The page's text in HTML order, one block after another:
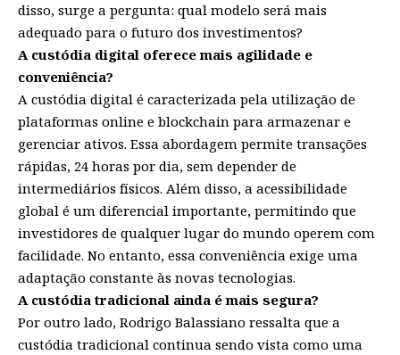
disso, surge a pergunta: qual modelo será mais
adequado para o futuro dos investimentos?
A custódia digital oferece mais agilidade e
conveniência?
A custódia digital é caracterizada pela utilização de
plataformas online e blockchain para armazenar e
gerenciar ativos. Essa abordagem permite transações
rápidas, 24 horas por dia, sem depender de
intermediários físicos. Além disso, a acessibilidade
global é um diferencial importante, permitindo que
investidores de qualquer lugar do mundo operem com
facilidade. No entanto, essa conveniência exige uma
adaptação constante às novas tecnologias.
A custódia tradicional ainda é mais segura?
Por outro lado, Rodrigo Balassiano ressalta que a
custódia tradicional continua sendo vista como uma